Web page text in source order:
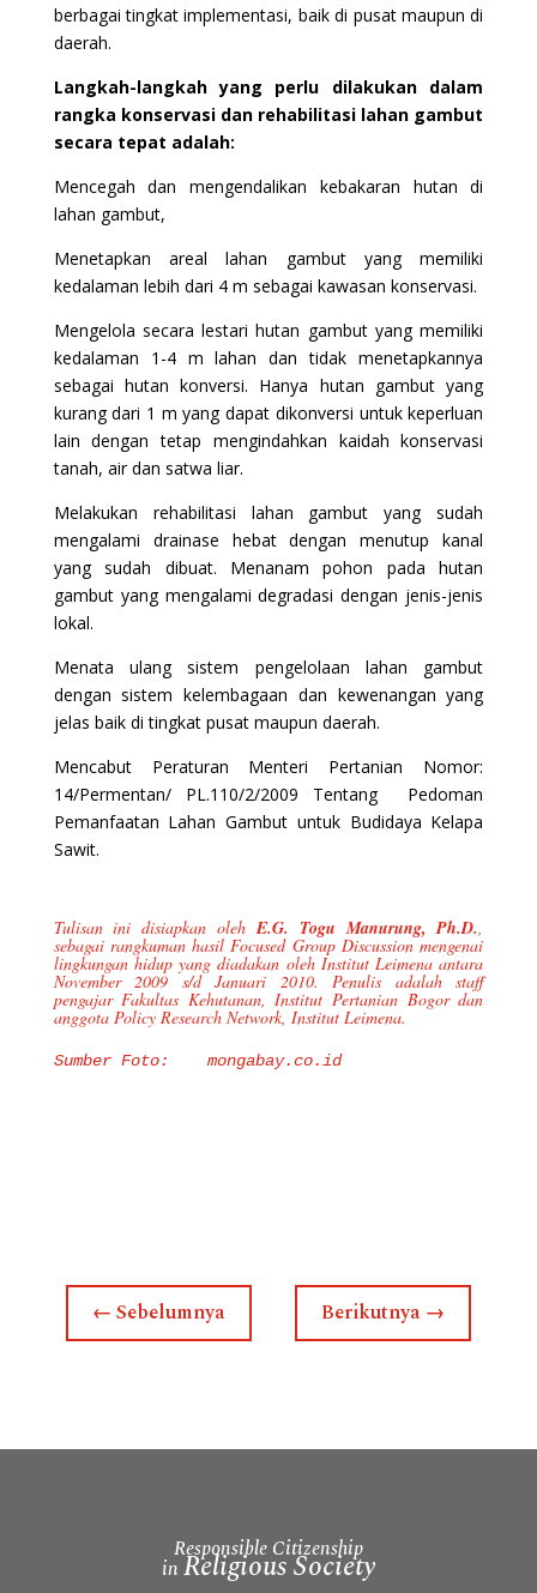
berbagai tingkat implementasi, baik di pusat maupun di
daerah.
Langkah-langkah yang perlu dilakukan dalam
rangka konservasi dan rehabilitasi lahan gambut
secara tepat adalah:
Mencegah dan mengendalikan kebakaran hutan di
lahan gambut,
Menetapkan areal lahan gambut yang memiliki
kedalaman lebih dari 4 m sebagai kawasan konservasi.
Mengelola secara lestari hutan gambut yang memiliki
kedalaman 1-4 m lahan dan tidak menetapkannya
sebagai hutan konversi. Hanya hutan gambut yang
kurang dari 1 m yang dapat dikonversi untuk keperluan
lain dengan tetap mengindahkan kaidah konservasi
tanah, air dan satwa liar.
Melakukan rehabilitasi lahan gambut yang sudah
mengalami drainase hebat dengan menutup kanal
yang sudah dibuat. Menanam pohon pada hutan
gambut yang mengalami degradasi dengan jenis-jenis
lokal.
Menata ulang sistem pengelolaan lahan gambut
dengan sistem kelembagaan dan kewenangan yang
jelas baik di tingkat pusat maupun daerah.
Mencabut Peraturan Menteri Pertanian Nomor:
14/Permentan/ PL.110/2/2009 Tentang Pedoman
Pemanfaatan Lahan Gambut untuk Budidaya Kelapa
Sawit.
Tulisan ini disiapkan olehE.G. Togu Manurung, Ph.D.
sebagai rangkuman hasil Focused Group Discussion mengenai
lingkungan hidup yang diadakan oleh Institut Leimena antara
November 2009 s/d Januari 2010. Penulis adalah staff
pengajar Fakultas Kehutanan, Institut Pertanian Bogor dan
anggota Policy Research Network, Institut Leimena.
Sumber Foto: mongabay.co.id
← Sebelumnya Berikutnya →
Responsible Citizenship
in Religious Society